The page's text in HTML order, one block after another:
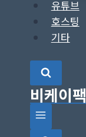
유튜브
호스팅
기타
비케이